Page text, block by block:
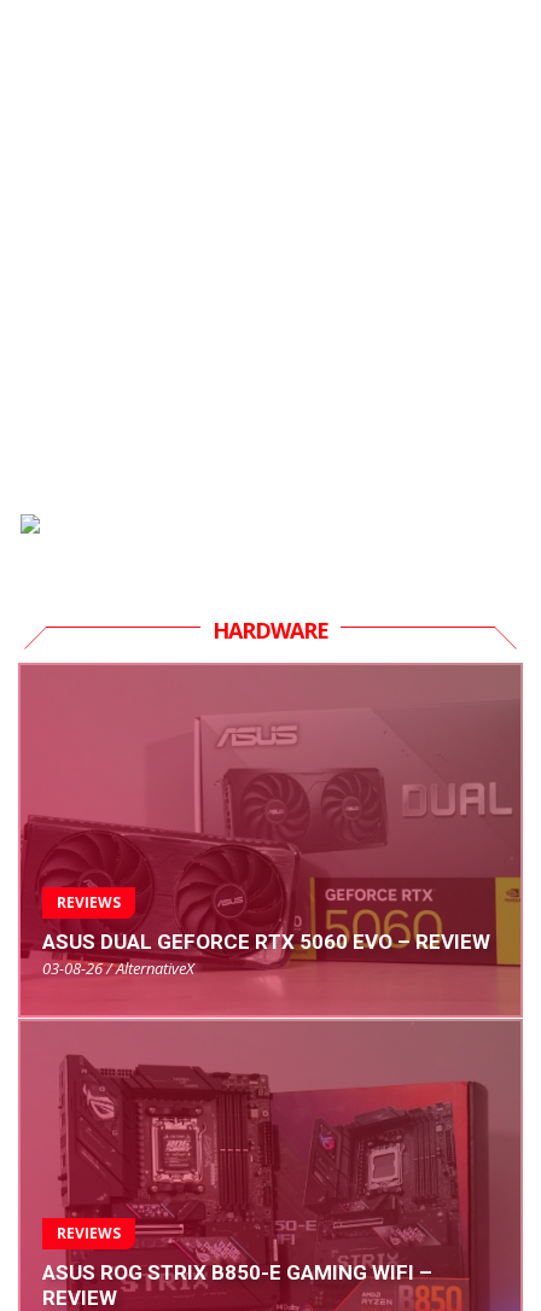
HARDWARE
REVIEWS
ASUS DUAL GEFORCE RTX 5060 EVO – REVIEW
03-08-26 / AlternativeX
REVIEWS
ASUS ROG STRIX B850-E GAMING WIFI –
REVIEW